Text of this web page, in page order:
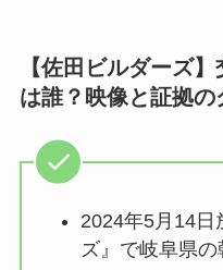
【佐田ビルダーズ
は誰？映像と証拠
2024年5月14日
ズ』で岐阜県